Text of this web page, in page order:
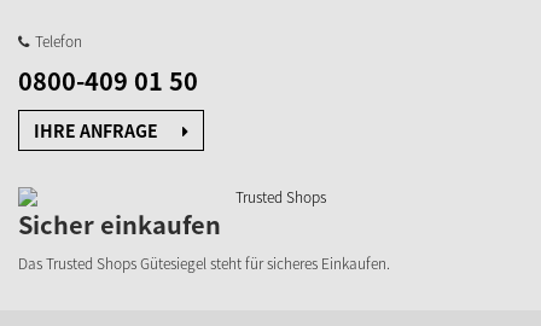
Telefon
0800-409 01 50
IHRE ANFRAGE
Sicher einkaufen
Das Trusted Shops Gütesiegel steht für sicheres Einkaufen.